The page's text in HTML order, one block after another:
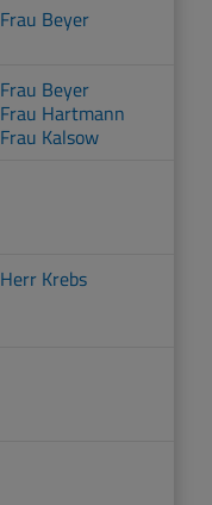
Frau Beyer
Frau Beyer
Frau Hartmann
Frau Kalsow
Herr Krebs